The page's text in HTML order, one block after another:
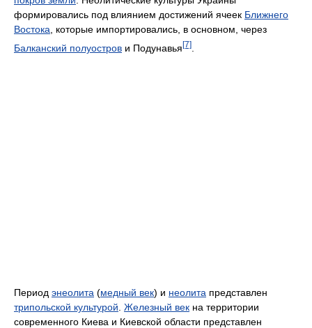
формировались под влиянием достижений ячеек Ближнего
Востока , которые импортировались, в основном, через
Балканский полуостров и Подунавья [7]
Период энеолита (медный век) и неолита представлен
трипольской культурой Железный век на территории
современного Киева и Киевской области представлен